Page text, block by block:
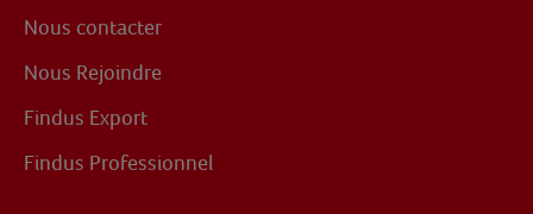
Nous contacter
Nous Rejoindre
Findus Export
Findus Professionnel